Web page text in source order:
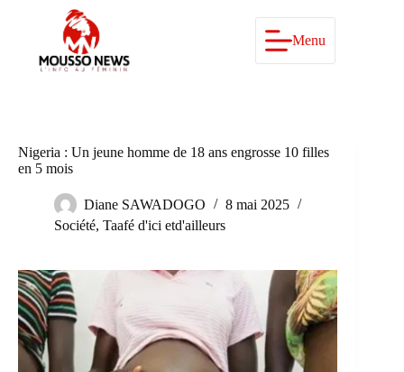
Menu
Nigeria : Un jeune homme de 18 ans engrosse 10 filles
en 5 mois
Diane SAWADOGO
8 mai 2025
Société, Taafé d'ici etd'ailleurs